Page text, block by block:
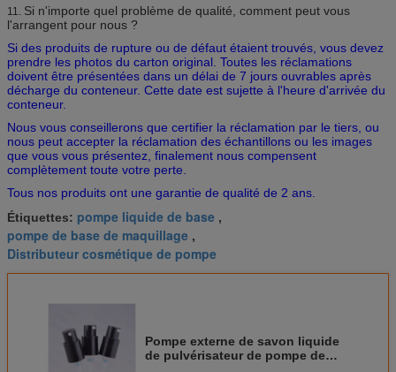
11. Si n'importe quel problème de qualité, comment peut vous
l'arrangent pour nous ?
Si des produits de rupture ou de défaut étaient trouvés, vous devez
prendre les photos du carton original. Toutes les réclamations
doivent être présentées dans un délai de 7 jours ouvrables après
décharge du conteneur. Cette date est sujette à l'heure d'arrivée du
conteneur.
Nous vous conseillerons que certifier la réclamation par le tiers, ou
nous peut accepter la réclamation des échantillons ou les images
que vous vous présentez, finalement nous compensent
complètement toute votre perte.
Tous nos produits ont une garantie de qualité de 2 ans.
Étiquettes: pompe liquide de base ,
pompe de base de maquillage ,
Distributeur cosmétique de pompe
Pompe externe de savon liquide
de pulvérisateur de pompe de